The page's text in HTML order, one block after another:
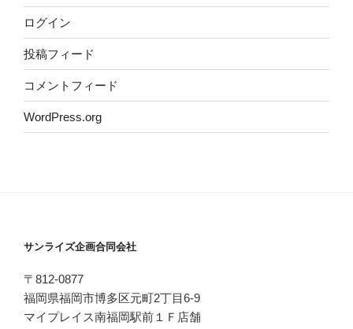
ログイン
投稿フィード
コメントフィード
WordPress.org
サンライズ企画合同会社
〒812-0877
福岡県福岡市博多区元町2丁目6-9
マイプレイス南福岡駅前１Ｆ店舗